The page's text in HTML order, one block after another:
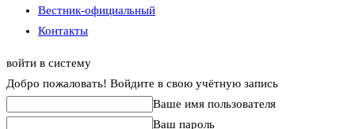
Вестник-официальный
Контакты
войти в систему
Добро пожаловать! Войдите в свою учётную запись
Ваше имя пользователя
Ваш пароль